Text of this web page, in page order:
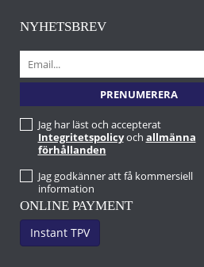
NYHETSBREV
Jag har läst och accepterat
Integritetspolicyoch allmänna
förhållanden
Jag godkänner att få kommersiell
information
ONLINE PAYMENT
Instant TPV